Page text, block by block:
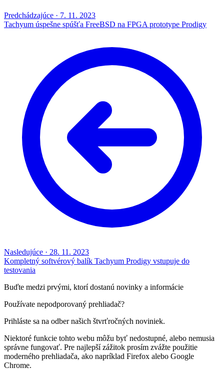
Predchádzajúce · 7. 11. 2023
Tachyum úspešne spúšťa FreeBSD na FPGA prototype Prodigy
Nasledujúce · 28. 11. 2023
Kompletný softvérový balík Tachyum Prodigy vstupuje do
testovania
Buďte medzi prvými, ktorí dostanú novinky a informácie
Používate nepodporovaný prehliadač?
Prihláste sa na odber našich štvrťročných noviniek.
Niektoré funkcie tohto webu môžu byť nedostupné, alebo nemusia
správne fungovať. Pre najlepší zážitok prosím zvážte použitie
moderného prehliadača, ako napríklad Firefox alebo Google
Chrome.